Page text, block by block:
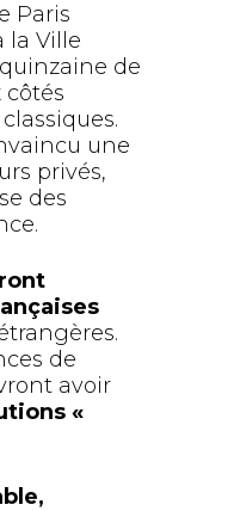
Paris
la Ville
de
côtés
une
privés,
des
de
avoir
«